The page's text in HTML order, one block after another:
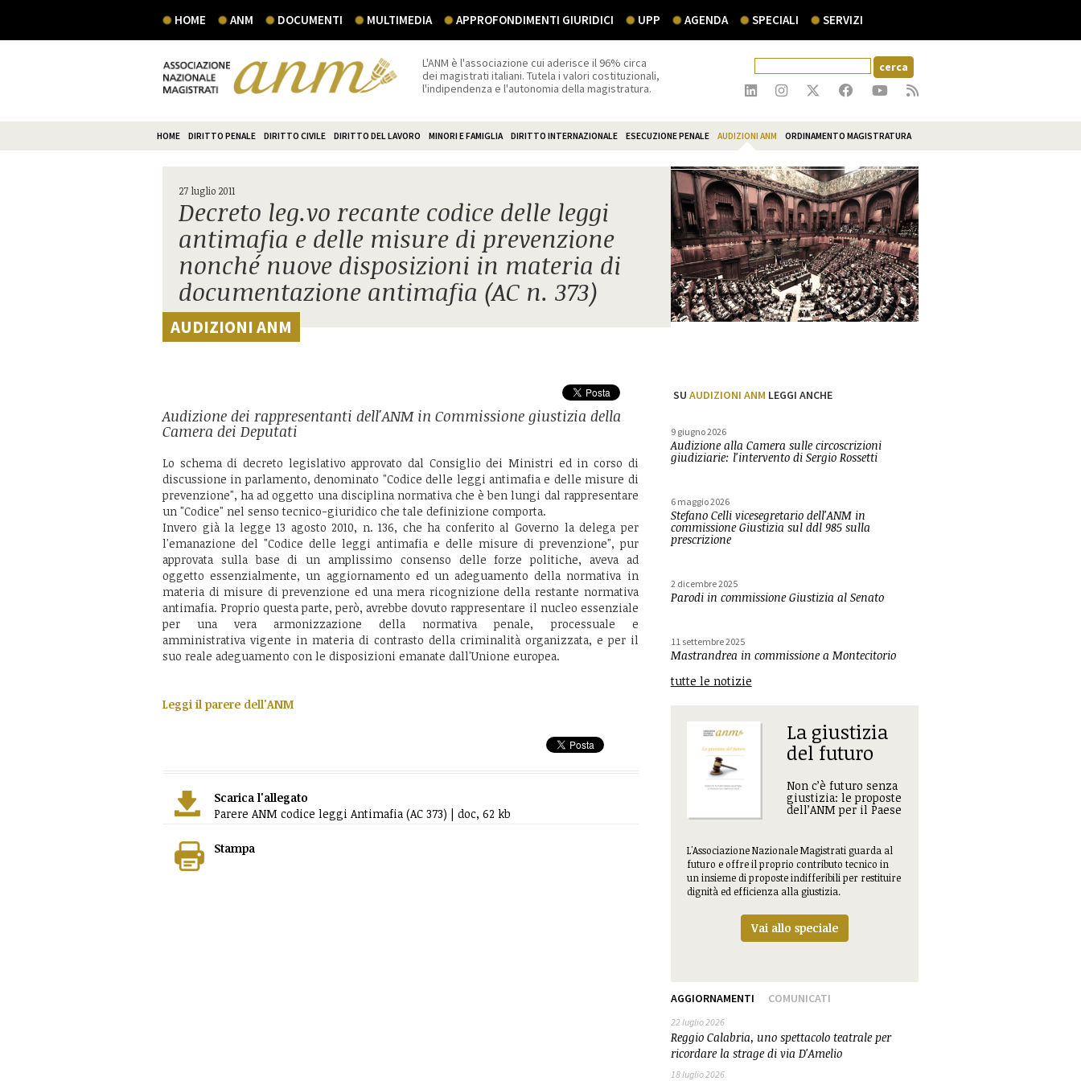
HOME ANM DOCUMENTI MULTIMEDIA APPROFONDIMENTI GIURIDICI UPP AGENDA SPECIALI SERVIZI
L'ANM è l'associazione cui aderisce il 96% circa
dei magistrati italiani. Tutela i valori costituzionali,
l'indipendenza e l'autonomia della magistratura.
HOME DIRITTO PENALE DIRITTO CIVILE DIRITTO DEL LAVORO MINORI E FAMIGLIA DIRITTO INTERNAZIONALE ESECUZIONE PENALE AUDIZIONI ANM ORDINAMENTO MAGISTRATURA
27 luglio 2011
Decreto leg.vo recante codice delle leggi
antimafia e delle misure di prevenzione
nonché nuove disposizioni in materia di
documentazione antimafia (AC n. 373)
AUDIZIONI ANM
Audizione dei rappresentanti dell'ANM in Commissione giustizia della
Camera dei Deputati
Lo schema di decreto legislativo approvato dal Consiglio dei Ministri ed in corso di
discussione in parlamento, denominato "Codice delle leggi antimafia e delle misure di
prevenzione", ha ad oggetto una disciplina normativa che è ben lungi dal rappresentare
un "Codice" nel senso tecnico-giuridico che tale definizione comporta.
Invero già la legge 13 agosto 2010, n. 136, che ha conferito al Governo la delega per
l'emanazione del "Codice delle leggi antimafia e delle misure di prevenzione", pur
approvata sulla base di un amplissimo consenso delle forze politiche, aveva ad
oggetto essenzialmente, un aggiornamento ed un adeguamento della normativa in
materia di misure di prevenzione ed una mera ricognizione della restante normativa
antimafia. Proprio questa parte, però, avrebbe dovuto rappresentare il nucleo essenziale
per una vera armonizzazione della normativa penale, processuale e
amministrativa vigente in materia di contrasto della criminalità organizzata, e per il
suo reale adeguamento con le disposizioni emanate dall'Unione europea.
Leggi il parere dell'ANM
Scarica l'allegato
Parere ANM codice leggi Antimafia (AC 373) | doc, 62 kb
Stampa
SU AUDIZIONI ANM LEGGI ANCHE
9 giugno 2026
Audizione alla Camera sulle circoscrizioni
giudiziarie: l'intervento di Sergio Rossetti
6 maggio 2026
Stefano Celli vicesegretario dell'ANM in
commissione Giustizia sul ddl 985 sulla
prescrizione
2 dicembre 2025
Parodi in commissione Giustizia al Senato
11 settembre 2025
Mastrandrea in commissione a Montecitorio
tutte le notizie
La giustizia
del futuro
Non c’è futuro senza
giustizia: le proposte
dell’ANM per il Paese
L'Associazione Nazionale Magistrati guarda al
futuro e offre il proprio contributo tecnico in
un insieme di proposte indifferibili per restituire
dignità ed efficienza alla giustizia.
Vai allo speciale
AGGIORNAMENTI COMUNICATI
22 luglio 2026
Reggio Calabria, uno spettacolo teatrale per
ricordare la strage di via D'Amelio
18 luglio 2026